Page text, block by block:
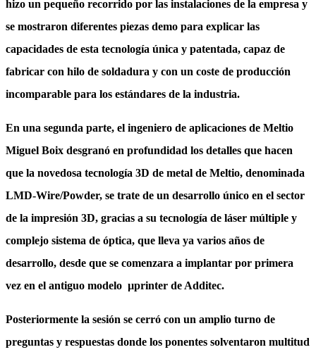
hizo un pequeño recorrido por las instalaciones de la empresa y
se mostraron diferentes piezas demo para explicar las
capacidades de esta tecnología única y patentada, capaz de
fabricar con hilo de soldadura y con un coste de producción
incomparable para los estándares de la industria.
En una segunda parte, el ingeniero de aplicaciones de Meltio
Miguel Boix desgranó en profundidad los detalles que hacen
que la novedosa tecnología 3D de metal de Meltio, denominada
LMD-Wire/Powder, se trate de un desarrollo único en el sector
de la impresión 3D, gracias a su tecnología de láser múltiple y
complejo sistema de óptica, que lleva ya varios años de
desarrollo, desde que se comenzara a implantar por primera
vez en el antiguo modelo µprinter de Additec.
Posteriormente la sesión se cerró con un amplio turno de
preguntas y respuestas donde los ponentes solventaron multitud